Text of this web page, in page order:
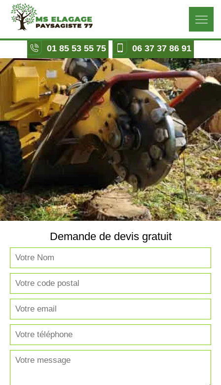
01 85 53 55 75 06 37 37 86 91
Demande de devis gratuit